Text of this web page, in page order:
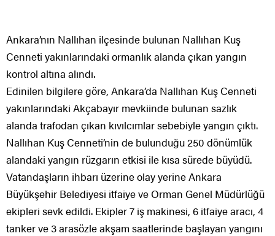
Ankara’nın Nallıhan ilçesinde bulunan Nallıhan Kuş
Cenneti yakınlarındaki ormanlık alanda çıkan yangın
kontrol altına alındı.
Edinilen bilgilere göre, Ankara’da Nallıhan Kuş Cenneti
yakınlarındaki Akçabayır mevkiinde bulunan sazlık
alanda trafodan çıkan kıvılcımlar sebebiyle yangın çıktı.
Nallıhan Kuş Cenneti’nin de bulunduğu 250 dönümlük
alandaki yangın rüzgarın etkisi ile kısa sürede büyüdü.
Vatandaşların ihbarı üzerine olay yerine Ankara
Büyükşehir Belediyesi itfaiye ve Orman Genel Müdürlüğü
ekipleri sevk edildi. Ekipler 7 iş makinesi, 6 itfaiye aracı, 4
tanker ve 3 arasözle akşam saatlerinde başlayan yangını